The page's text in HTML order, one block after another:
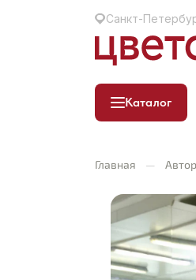
Санкт-
Каталог
Главная —